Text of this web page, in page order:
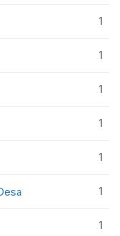
1
1
1
1
1
1
1